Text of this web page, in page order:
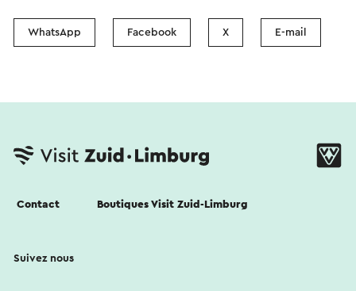
WhatsApp Facebook X E-mail
Contact Boutiques Visit Zuid-Limburg
Suivez nous